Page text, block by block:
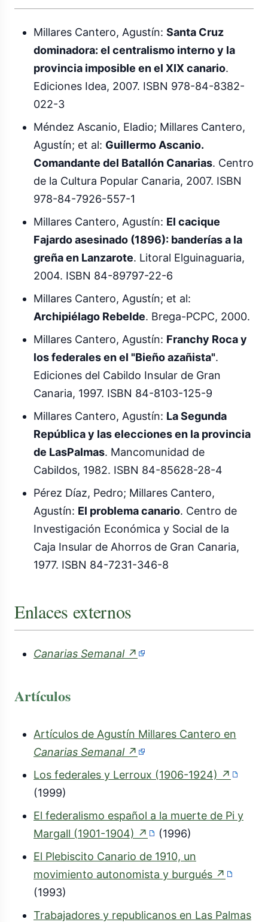
Millares Cantero, Agustín: Santa Cruz
dominadora: el centralismo interno y la
provincia imposible en el XIX canario.
Ediciones Idea, 2007. ISBN 978-84-8382-
022-3
Méndez Ascanio, Eladio; Millares Cantero,
Agustín; et al: Guillermo Ascanio.
Comandante del Batallón Canarias. Centro
de la Cultura Popular Canaria, 2007. ISBN
978-84-7926-557-1
Millares Cantero, Agustín: El cacique
Fajardo asesinado (1896): banderías a la
greña en Lanzarote. Litoral Elguinaguaria,
2004. ISBN 84-89797-22-6
Millares Cantero, Agustín; et al:
Archipiélago Rebelde. Brega-PCPC, 2000.
Millares Cantero, Agustín: Franchy Roca y
los federales en el "Bieño azañista".
Ediciones del Cabildo Insular de Gran
Canaria, 1997. ISBN 84-8103-125-9
Millares Cantero, Agustín: La Segunda
República y las elecciones en la provincia
de LasPalmas. Mancomunidad de
Cabildos, 1982. ISBN 84-85628-28-4
Pérez Díaz, Pedro; Millares Cantero,
Agustín: El problema canario. Centro de
Investigación Económica y Social de la
Caja Insular de Ahorros de Gran Canaria,
1977. ISBN 84-7231-346-8
Enlaces externos
Canarias Semanal↗ (enlace
Artículos
Artículos de Agustín Millares Cantero en
Canarias Semanal↗ (enlace
externo)
Los federales y Lerroux (1906-1924) ↗ (enlace
(1999)
El federalismo español a la muerte de Pi y
Margall (1901-1904) ↗ (enlace
externo)
(1996)
El Plebiscito Canario de 1910, un
movimiento autonomista y burgués ↗ (enlace
(1993)
Trabajadores y republicanos en Las Palmas